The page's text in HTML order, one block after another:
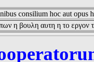
consilium hoc aut opus
η βουλη αυτη η το εργον